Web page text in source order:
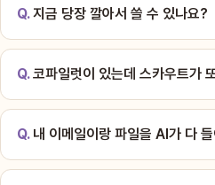
지금 당장 깔아서 쓸 수 있나요?
코파일럿이 있는데 스카우트가
내 이메일이랑 파일을 AI가 다